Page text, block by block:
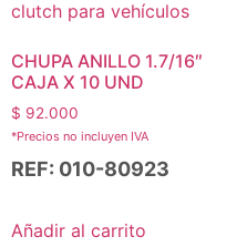
CHUPA ANILLO 1.7/16″
CAJA X 10 UND
$ 92.000
*Precios no incluyen IVA
REF: 010-80923
Añadir al carrito